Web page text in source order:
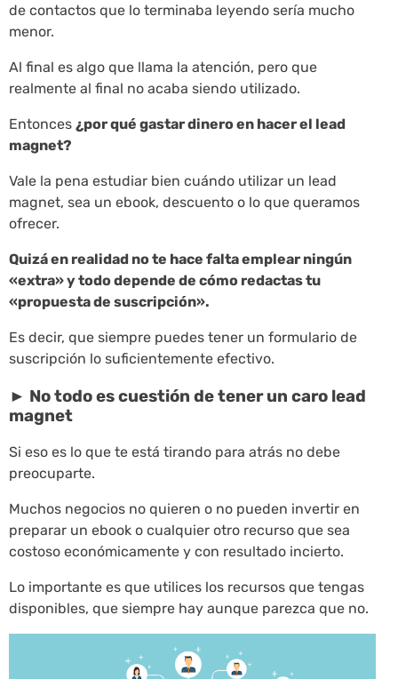
de contactos que lo terminaba leyendo sería mucho
menor.
Al final es algo que llama la atención, pero que
realmente al final no acaba siendo utilizado.
Entonces ¿por qué gastar dinero en hacer el lead
magnet?
Vale la pena estudiar bien cuándo utilizar un lead
magnet, sea un ebook, descuento o lo que queramos
ofrecer.
Quizá en realidad no te hace falta emplear ningún
«extra» y todo depende de cómo redactas tu
«propuesta de suscripción».
Es decir, que siempre puedes tener un formulario de
suscripción lo suficientemente efectivo.
► No todo es cuestión de tener un caro lead
magnet
Si eso es lo que te está tirando para atrás no debe
preocuparte.
Muchos negocios no quieren o no pueden invertir en
preparar un ebook o cualquier otro recurso que sea
costoso económicamente y con resultado incierto.
Lo importante es que utilices los recursos que tengas
disponibles, que siempre hay aunque parezca que no.